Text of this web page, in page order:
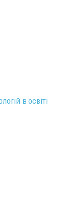
в освіті